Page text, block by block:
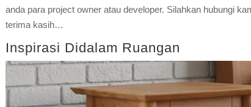
anda para project owner atau developer. Silahkan hubungi
terima kasih…
Inspirasi Didalam Ruangan